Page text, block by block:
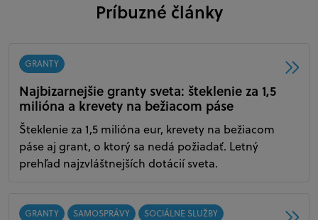
Príbuzné články
GRANTY
Najbizarnejšie granty sveta: šteklenie za 1,5
milióna a krevety na bežiacom páse
Šteklenie za 1,5 milióna eur, krevety na bežiacom
páse aj grant, o ktorý sa nedá požiadať. Letný
prehľad najzvláštnejších dotácií sveta.
GRANTY SAMOSPRÁVY SOCIÁLNE SLUŽBY